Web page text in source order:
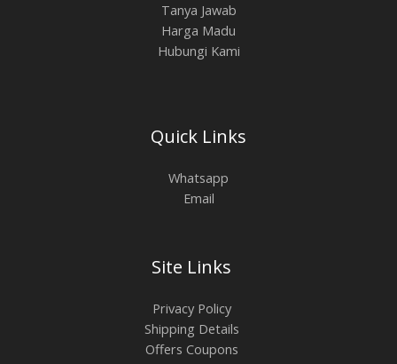
Tanya Jawab
Harga Madu
Hubungi Kami
Quick Links
Whatsapp
Email
Site Links
Privacy Policy
Shipping Details
Offers Coupons